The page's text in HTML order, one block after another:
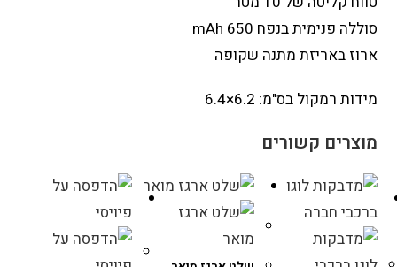
סוללה פנימית בנפח 650 mAh
ארוז באריזת מתנה שקופה
מידות רמקול בס"מ: 6.2×6.4
מוצרים קשורים